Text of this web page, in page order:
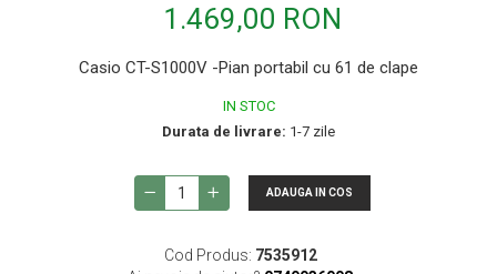
Microfoane de broadcast
Microfoane de studio
Microfoane de Suprafata
Microfoane de voce si live
1.469,00 RON
Casio CT-S1000V -Pian portabil cu 61 de clape
IN STOC
Durata de livrare: 1-7 zile
ADAUGA IN COS
Cod Produs: 7535912